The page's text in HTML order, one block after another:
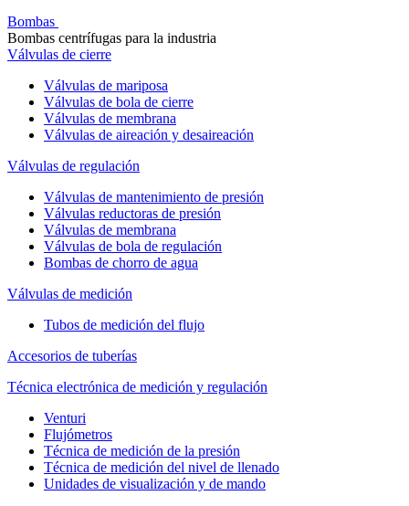
Bombas
Bombas centrífugas para la industria
Válvulas de cierre
Válvulas de mariposa
Válvulas de bola de cierre
Válvulas de membrana
Válvulas de aireación y desaireación
Válvulas de regulación
Válvulas de mantenimiento de presión
Válvulas reductoras de presión
Válvulas de membrana
Válvulas de bola de regulación
Bombas de chorro de agua
Válvulas de medición
Tubos de medición del flujo
Accesorios de tuberías
Técnica electrónica de medición y regulación
Venturi
Flujómetros
Técnica de medición de la presión
Técnica de medición del nivel de llenado
Unidades de visualización y de mando